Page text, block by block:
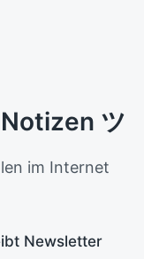
ツ
im Internet
Newsletter